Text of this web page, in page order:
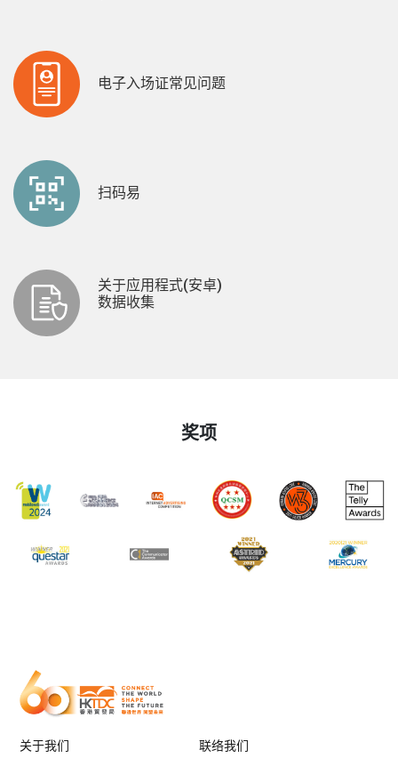
电子入场证常见问题
扫码易
关于应用程式(安卓)
数据收集
奖项
关于我们 联络我们